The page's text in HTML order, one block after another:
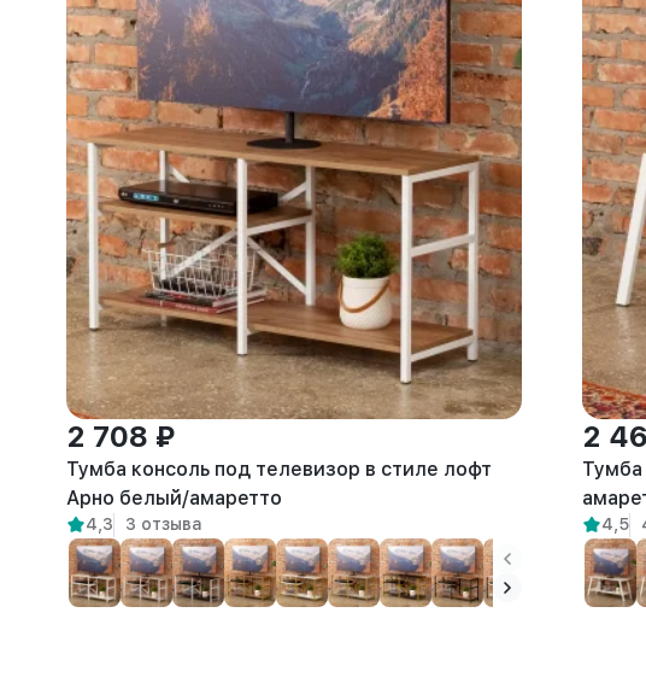
2 708 ₽
Тумба консоль под телевизор в стиле лофт
Арно белый/амаретто
4,3 3 отзыва
2
4,5